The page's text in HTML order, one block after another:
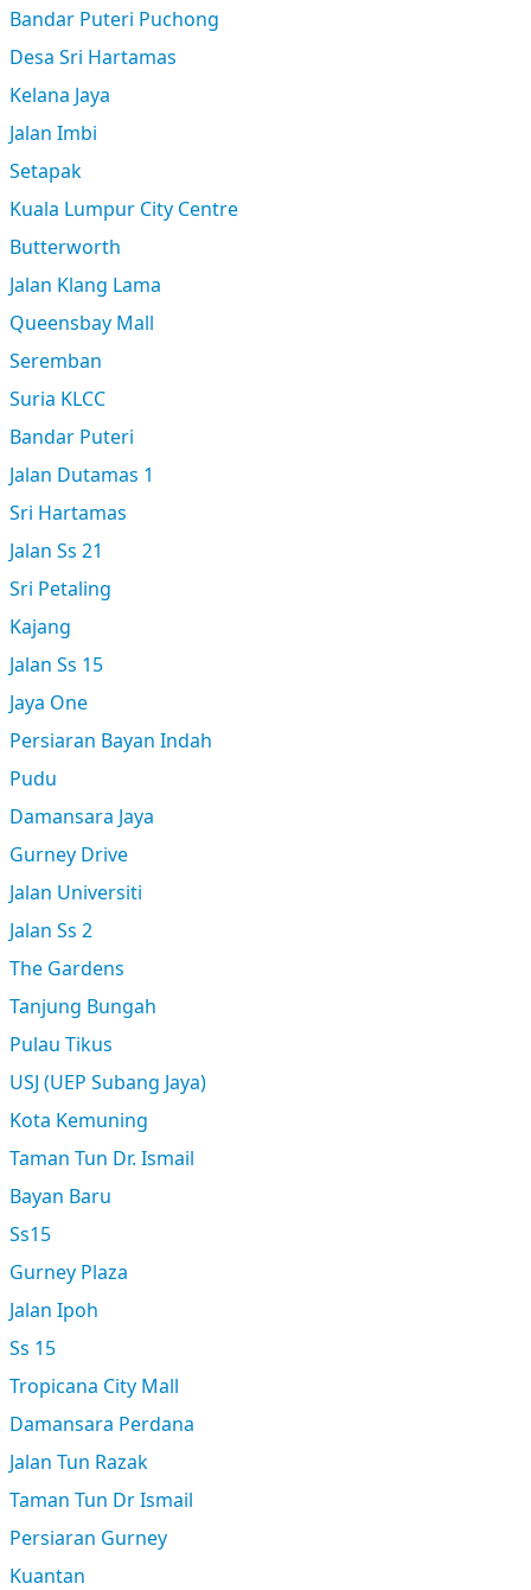
Bandar Puteri Puchong
Desa Sri Hartamas
Kelana Jaya
Jalan Imbi
Setapak
Kuala Lumpur City Centre
Butterworth
Jalan Klang Lama
Queensbay Mall
Seremban
Suria KLCC
Bandar Puteri
Jalan Dutamas 1
Sri Hartamas
Jalan Ss 21
Sri Petaling
Kajang
Jalan Ss 15
Jaya One
Persiaran Bayan Indah
Pudu
Damansara Jaya
Gurney Drive
Jalan Universiti
Jalan Ss 2
The Gardens
Tanjung Bungah
Pulau Tikus
USJ (UEP Subang Jaya)
Kota Kemuning
Taman Tun Dr. Ismail
Bayan Baru
Ss15
Gurney Plaza
Jalan Ipoh
Ss 15
Tropicana City Mall
Damansara Perdana
Jalan Tun Razak
Taman Tun Dr Ismail
Persiaran Gurney
Kuantan